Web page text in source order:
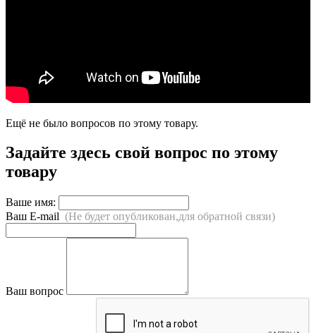
Ещё не было вопросов по этому товару.
Задайте здесь свой вопрос по этому
товару
Ваше имя:
Ваш E-mail (Не будет опубликован,для обратной связи)
Ваш вопрос